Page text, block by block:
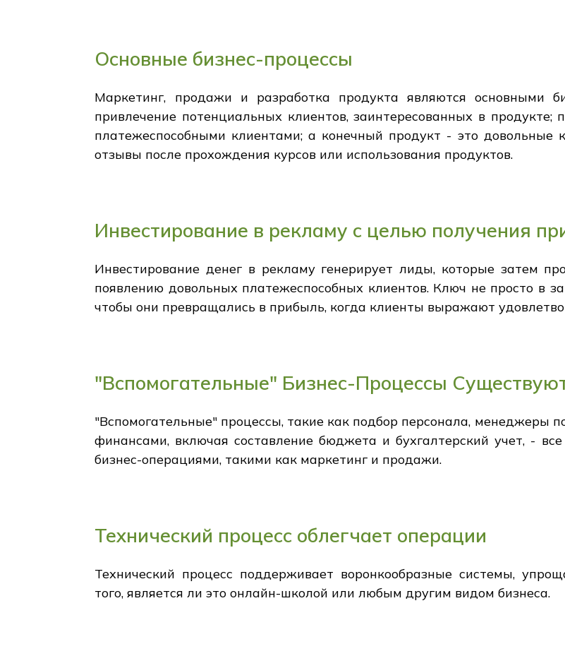
Основные бизнес-процессы
Маркетинг, продажи и разработка продукта являются основными
привлечение потенциальных клиентов, заинтересованных в
платежеспособными клиентами; а конечный продукт - это довольные
отзывы после прохождения курсов или использования продуктов.
Инвестирование в рекламу с целью получения
Инвестирование денег в рекламу генерирует лиды, которые затем
появлению довольных платежеспособных клиентов. Ключ не просто в
чтобы они превращались в прибыль, когда клиенты выражают
"Вспомогательные" Бизнес-Процессы
"Вспомогательные" процессы, такие как подбор персонала, менеджеры
финансами, включая составление бюджета и бухгалтерский учет, -
бизнес-операциями, такими как маркетинг и продажи.
Технический процесс облегчает операции
Технический процесс поддерживает воронкообразные системы,
того, является ли это онлайн-школой или любым другим видом бизнеса.